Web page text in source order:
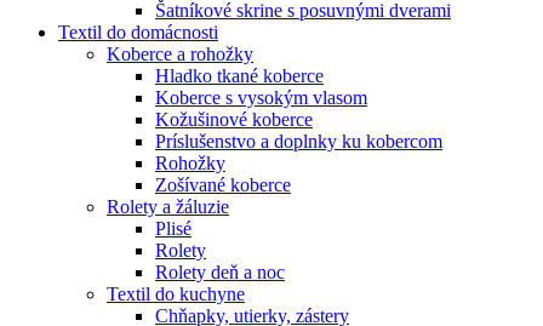
Šatníkové skrine s posuvnými dverami
Textil do domácnosti
Koberce a rohožky
Hladko tkané koberce
Koberce s vysokým vlasom
Kožušinové koberce
Príslušenstvo a doplnky ku kobercom
Rohožky
Zošívané koberce
Rolety a žáluzie
Plisé
Rolety
Rolety deň a noc
Textil do kuchyne
Chňapky, utierky, zástery